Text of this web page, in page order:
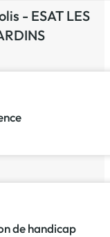
- ESAT LES
de handicap